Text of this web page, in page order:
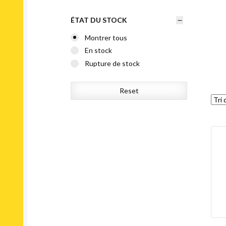
ÉTAT DU STOCK
Montrer tous
En stock
Rupture de stock
Reset